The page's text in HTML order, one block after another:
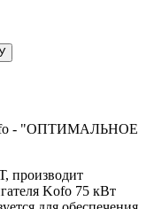
- "ОПТИМАЛЬНОЕ
производит
Kofo 75 кВт